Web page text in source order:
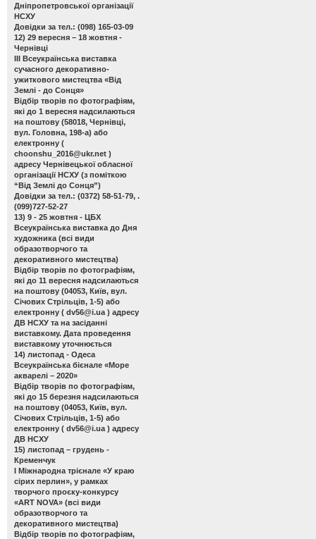
Дніпропетровської організації
НСХУ
Довідки за тел.: (098) 165-03-09
12) 29 вересня – 18 жовтня -
Чернівці
ІІІ Всеукраїнська виставка
сучасного декоративно-
ужиткового мистецтва «Від
Землі - до Сонця»
Відбір творів по фотографіям,
які до 1 вересня надсилаються
на поштову (58018, Чернівці,
вул. Головна, 198-а) або
електронну (
choonshu_2016@ukr.net )
адресу Чернівецької обласної
організації НСХУ (з поміткою
“Від Землі до Сонця”)
Довідки за тел.: (0372) 58-51-79, .
(099)727-52-27
13) 9 - 25 жовтня - ЦБХ
Всеукраїнська виставка до Дня
художника (всі види
образотворчого та
декоративного мистецтва)
Відбір творів по фотографіям,
які до 11 вересня надсилаються
на поштову (04053, Київ, вул.
Січових Стрільців, 1-5) або
електронну ( dv56@i.ua ) адресу
ДВ НСХУ та на засіданні
виставкому. Дата проведення
виставкому уточнюється
14) листопад - Одеса
Всеукраїнська бієнале «Море
акварелі – 2020»
Відбір творів по фотографіям,
які до 15 березня надсилаються
на поштову (04053, Київ, вул.
Січових Стрільців, 1-5) або
електронну ( dv56@i.ua ) адресу
ДВ НСХУ
15) листопад – грудень -
Кременчук
І Міжнародна трієнале «У краю
сірих перлин», у рамках
творчого проєку-конкурсу
«ART NOVA» (всі види
образотворчого та
декоративного мистецтва)
Відбір творів по фотографіям,